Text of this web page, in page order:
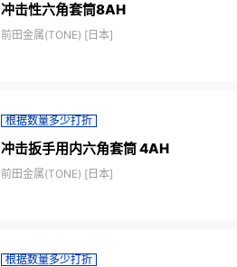
冲击性六角套筒8AH
前田金属(TONE) [日本]
根据数量多少打折
冲击扳手用内六角套筒 4AH
前田金属(TONE) [日本]
根据数量多少打折